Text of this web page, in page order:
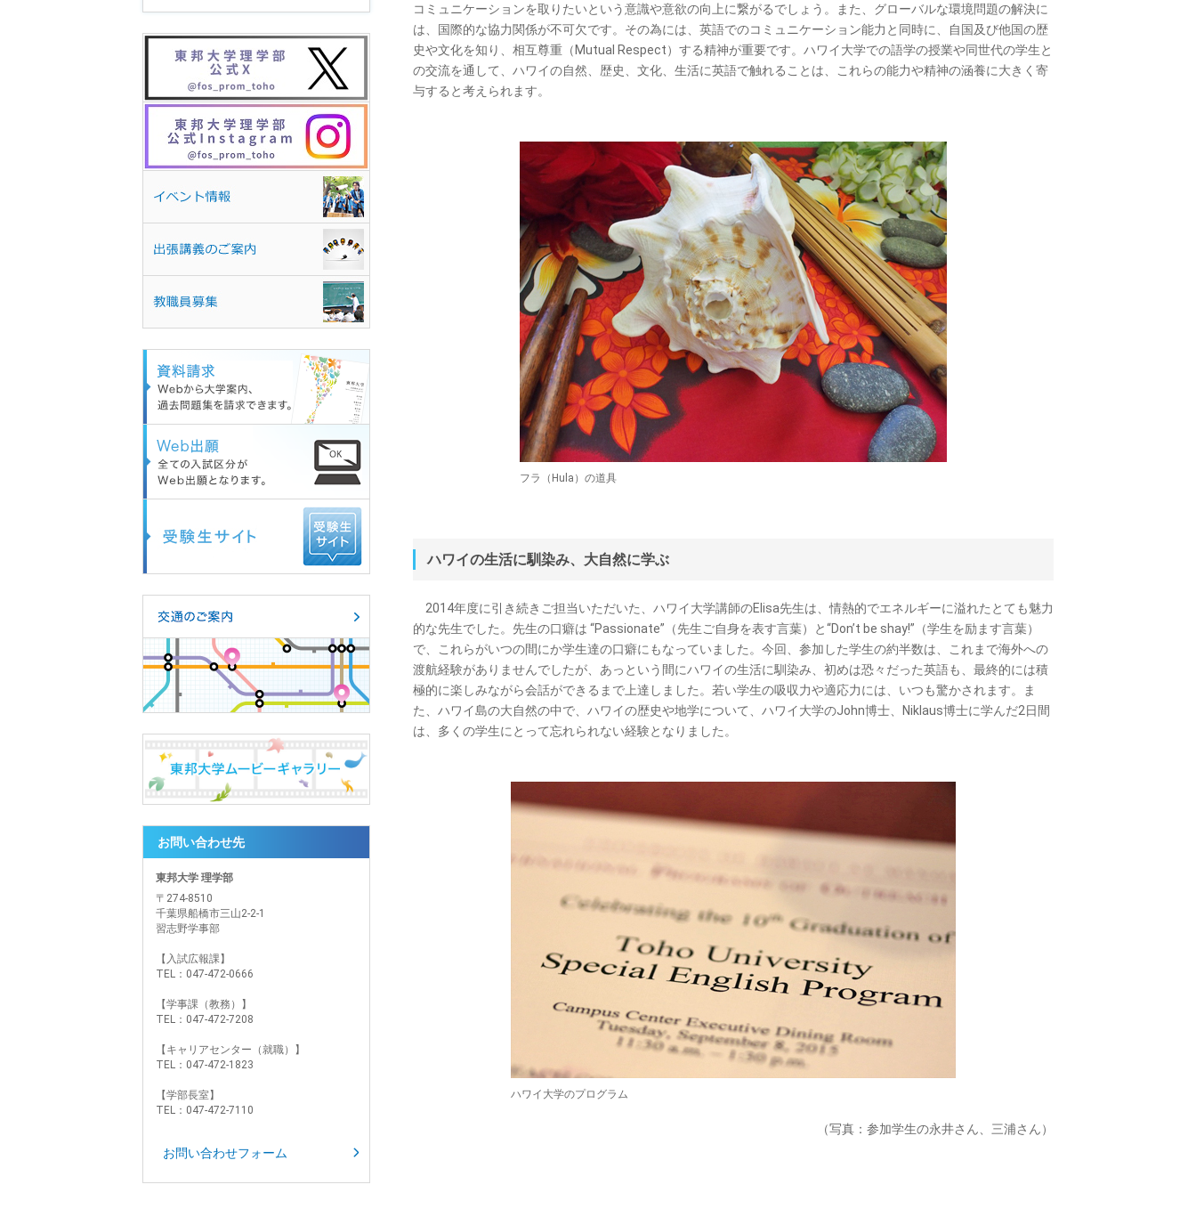
コミュニケーションを取りたいという意識や意欲の向上に繋がるでしょう。また、グローバルな環境問題の解決に
は、国際的な協力関係が不可欠です。その為には、英語でのコミュニケーション能力と同時に、自国及び他国の歴
史や文化を知り、相互尊重（Mutual Respect）する精神が重要です。ハワイ大学での語学の授業や同世代の学生と
の交流を通して、ハワイの自然、歴史、文化、生活に英語で触れることは、これらの能力や精神の涵養に大きく寄
与すると考えられます。
フラ（Hula）の道具
ハワイの生活に馴染み、大自然に学ぶ
2014年度に引き続きご担当いただいた、ハワイ大学講師のElisa先生は、情熱的でエネルギーに溢れたとても魅力
的な先生でした。先生の口癖は “Passionate”（先生ご自身を表す言葉）と“Don’t be shay!”（学生を励ます言葉）
で、これらがいつの間にか学生達の口癖にもなっていました。今回、参加した学生の約半数は、これまで海外への
渡航経験がありませんでしたが、あっという間にハワイの生活に馴染み、初めは恐々だった英語も、最終的には積
極的に楽しみながら会話ができるまで上達しました。若い学生の吸収力や適応力には、いつも驚かされます。ま
た、ハワイ島の大自然の中で、ハワイの歴史や地学について、ハワイ大学のJohn博士、Niklaus博士に学んだ2日間
は、多くの学生にとって忘れられない経験となりました。
ハワイ大学のプログラム
（写真：参加学生の永井さん、三浦さん）
お問い合わせ先
東邦大学 理学部
〒274-8510
千葉県船橋市三山2-2-1
習志野学事部
【入試広報課】
TEL：047-472-0666
【学事課（教務）】
TEL：047-472-7208
【キャリアセンター（就職）】
TEL：047-472-1823
【学部長室】
TEL：047-472-7110
お問い合わせフォーム